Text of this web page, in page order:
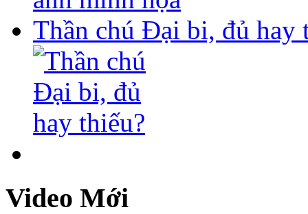
Thần chú Đại bi, đủ hay
Video Mới